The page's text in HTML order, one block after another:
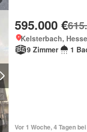
595.000 €
Kelsterbach,
9 Zimmer
1
Vor 1 Woche, 4 Tagen